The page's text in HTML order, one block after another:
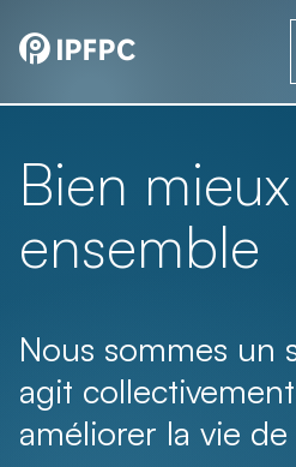
Bien mieux
ensemble
Nous sommes un
agit
améliorer la vie